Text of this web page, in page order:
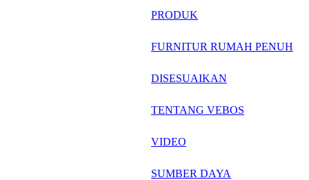
français
العربية
PRODUK
FURNITUR RUMAH PENUH
DISESUAIKAN
TENTANG VEBOS
VIDEO
SUMBER DAYA